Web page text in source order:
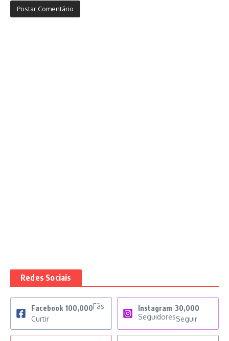
Redes Sociais
Facebook 100,000Fãs
Curtir
Instagram 30,000
SeguidoresSeguir